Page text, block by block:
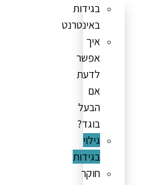
בגידות
באינטרנט
איך
אפשר
לדעת
אם
הבעל
בוגד?
גילוי
בגידות
חוקר